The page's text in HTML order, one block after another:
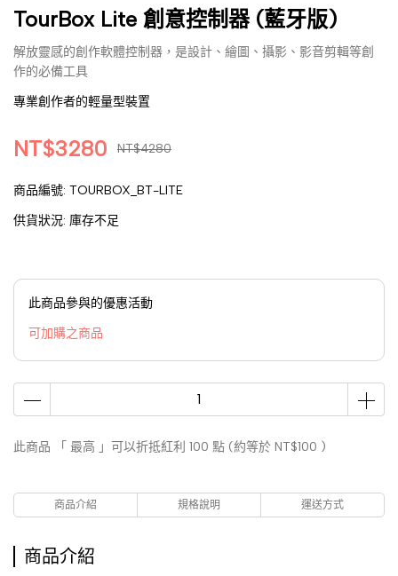
TourBox Lite 創意控制器 (藍牙版)
解放靈感的創作軟體控制器，是設計、繪圖、攝影、影音剪輯等創
作的必備工具
專業創作者的輕量型裝置
NT$3280 NT$4280
商品編號: TOURBOX_BT-LITE
供貨狀況: 庫存不足
此商品參與的優惠活動
可加購之商品
此商品 「 最高 」可以折抵紅利 100 點 (約等於 NT$100 )
商品介紹 規格說明 運送方式
商品介紹